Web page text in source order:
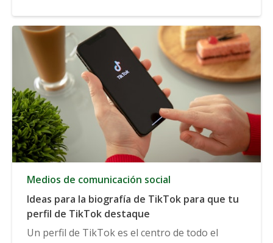
Medios de comunicación social
Ideas para la biografía de TikTok para que tu
perfil de TikTok destaque
Un perfil de TikTok es el centro de todo el